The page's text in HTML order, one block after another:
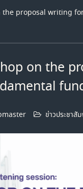
the proposal writing
on the
ข่าวประชา